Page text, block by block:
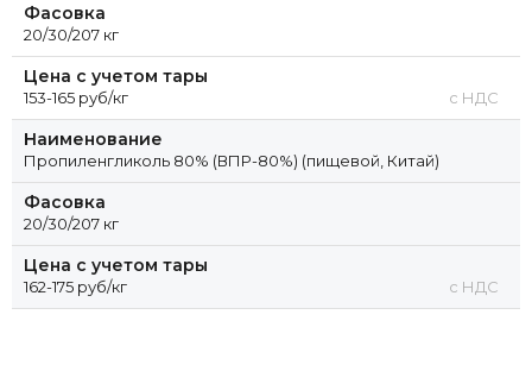
Фасовка
20/30/207 кг
Цена с учетом тары
153-165 руб/кг с НДС
Наименование
Пропиленгликоль 80% (ВПР-80%) (пищевой, Китай)
Фасовка
20/30/207 кг
Цена с учетом тары
162-175 руб/кг с НДС